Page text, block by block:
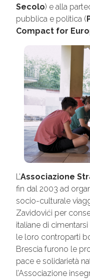
Secolo) e alla
pubblica e politica (
Compact for
L’Associazione
fin dal 2003 ad
socio-culturale
Zavidovići per
italiane di
le loro controparti
Brescia furono le
pace e solidarietà
l’Associazione